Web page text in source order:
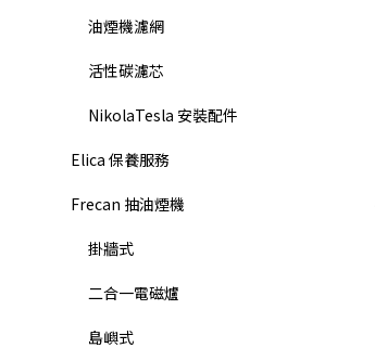
油煙機濾網
活性碳濾芯
NikolaTesla 安裝配件
Elica 保養服務
Frecan 抽油煙機
掛牆式
二合一電磁爐
島嶼式